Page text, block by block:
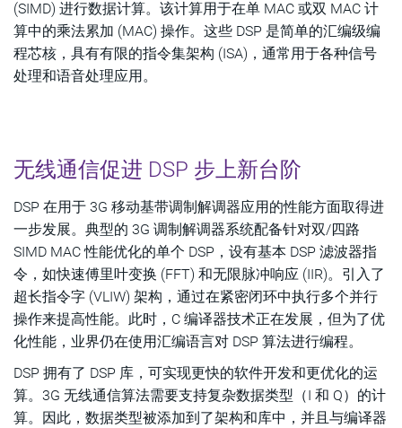
(SIMD) 进行数据计算。该计算用于在单 MAC 或双 MAC 计
算中的乘法累加 (MAC) 操作。这些 DSP 是简单的汇编级编
程芯核，具有有限的指令集架构 (ISA)，通常用于各种信号
处理和语音处理应用。
无线通信促进 DSP 步上新台阶
DSP 在用于 3G 移动基带调制解调器应用的性能方面取得进
一步发展。典型的 3G 调制解调器系统配备针对双/四路
SIMD MAC 性能优化的单个 DSP，设有基本 DSP 滤波器指
令，如快速傅里叶变换 (FFT) 和无限脉冲响应 (IIR)。引入了
超长指令字 (VLIW) 架构，通过在紧密闭环中执行多个并行
操作来提高性能。此时，C 编译器技术正在发展，但为了优
化性能，业界仍在使用汇编语言对 DSP 算法进行编程。
DSP 拥有了 DSP 库，可实现更快的软件开发和更优化的运
算。3G 无线通信算法需要支持复杂数据类型（I 和 Q）的计
算。因此，数据类型被添加到了架构和库中，并且与编译器